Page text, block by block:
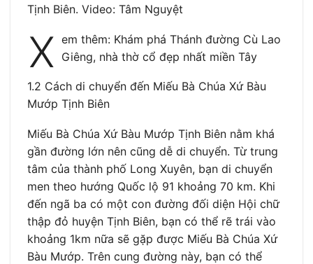
Tịnh Biên. Video: Tâm Nguyệt
X em thêm: Khám phá Thánh đường Cù Lao
Giêng, nhà thờ cổ đẹp nhất miền Tây
1.2 Cách di chuyển đến Miếu Bà Chúa Xứ Bàu
Mướp Tịnh Biên
Miếu Bà Chúa Xứ Bàu Mướp Tịnh Biên nằm khá
gần đường lớn nên cũng dễ di chuyển. Từ trung
tâm của thành phố Long Xuyên, bạn di chuyển
men theo hướng Quốc lộ 91 khoảng 70 km. Khi
đến ngã ba có một con đường đối diện Hội chữ
thập đỏ huyện Tịnh Biên, bạn có thể rẽ trái vào
khoảng 1km nữa sẽ gặp được Miếu Bà Chúa Xứ
Bàu Mướp. Trên cung đường này, bạn có thể